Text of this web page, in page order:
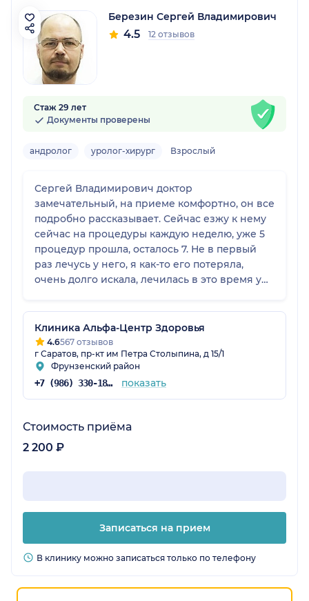
Березин Сергей Владимирович
4.5 12 отзывов
Стаж 29 лет
Документы проверены
андролог уролог-хирург Взрослый
Сергей Владимирович доктор
замечательный, на приеме комфортно, он все
подробно рассказывает. Сейчас езжу к нему
сейчас на процедуры каждую неделю, уже 5
процедур прошла, осталось 7. Не в первый
раз лечусь у него, я как-то его потеряла,
очень долго искала, лечилась в это время у
нашла Сергея Владимировича. Альфа-Центр
мне понравился, все грамотные, вежливые,
все объяснят, все расскажут по программам,
дали даже что почитать, что посмотреть, про
депозит рассказали, оформление быстрое. В
клинике все идеально.
Клиника Альфа-Центр Здоровья
4.6567 отзывов
г Саратов, пр-кт им Петра Столыпина, д 15/1
Фрунзенский район
+7 (986) 330-18-97 показать
Стоимость приёма
2 200 ₽
Записаться на прием
В клинику можно записаться только по телефону